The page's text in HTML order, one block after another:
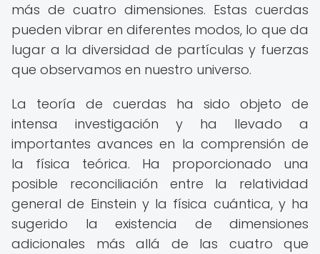
más de cuatro dimensiones. Estas cuerdas
pueden vibrar en diferentes modos, lo que da
lugar a la diversidad de partículas y fuerzas
que observamos en nuestro universo.
La teoría de cuerdas ha sido objeto de
intensa investigación y ha llevado a
importantes avances en la comprensión de
la física teórica. Ha proporcionado una
posible reconciliación entre la relatividad
general de Einstein y la física cuántica, y ha
sugerido la existencia de dimensiones
adicionales más allá de las cuatro que